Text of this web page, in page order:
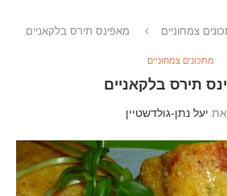
צמחוניים מאפינס תירס בלקאניים
מתכונים צמחוניים
תירס בלקאניים
יעל נתן-גולדשטיין